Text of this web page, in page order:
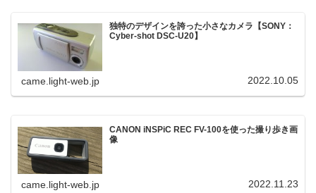
独特のデザインを誇った小さなカメラ【SONY：
Cyber-shot DSC-U20】
came.light-web.jp 2022.10.05
CANON iNSPiC REC FV-100を使った撮り歩き画
像
came.light-web.jp 2022.11.23